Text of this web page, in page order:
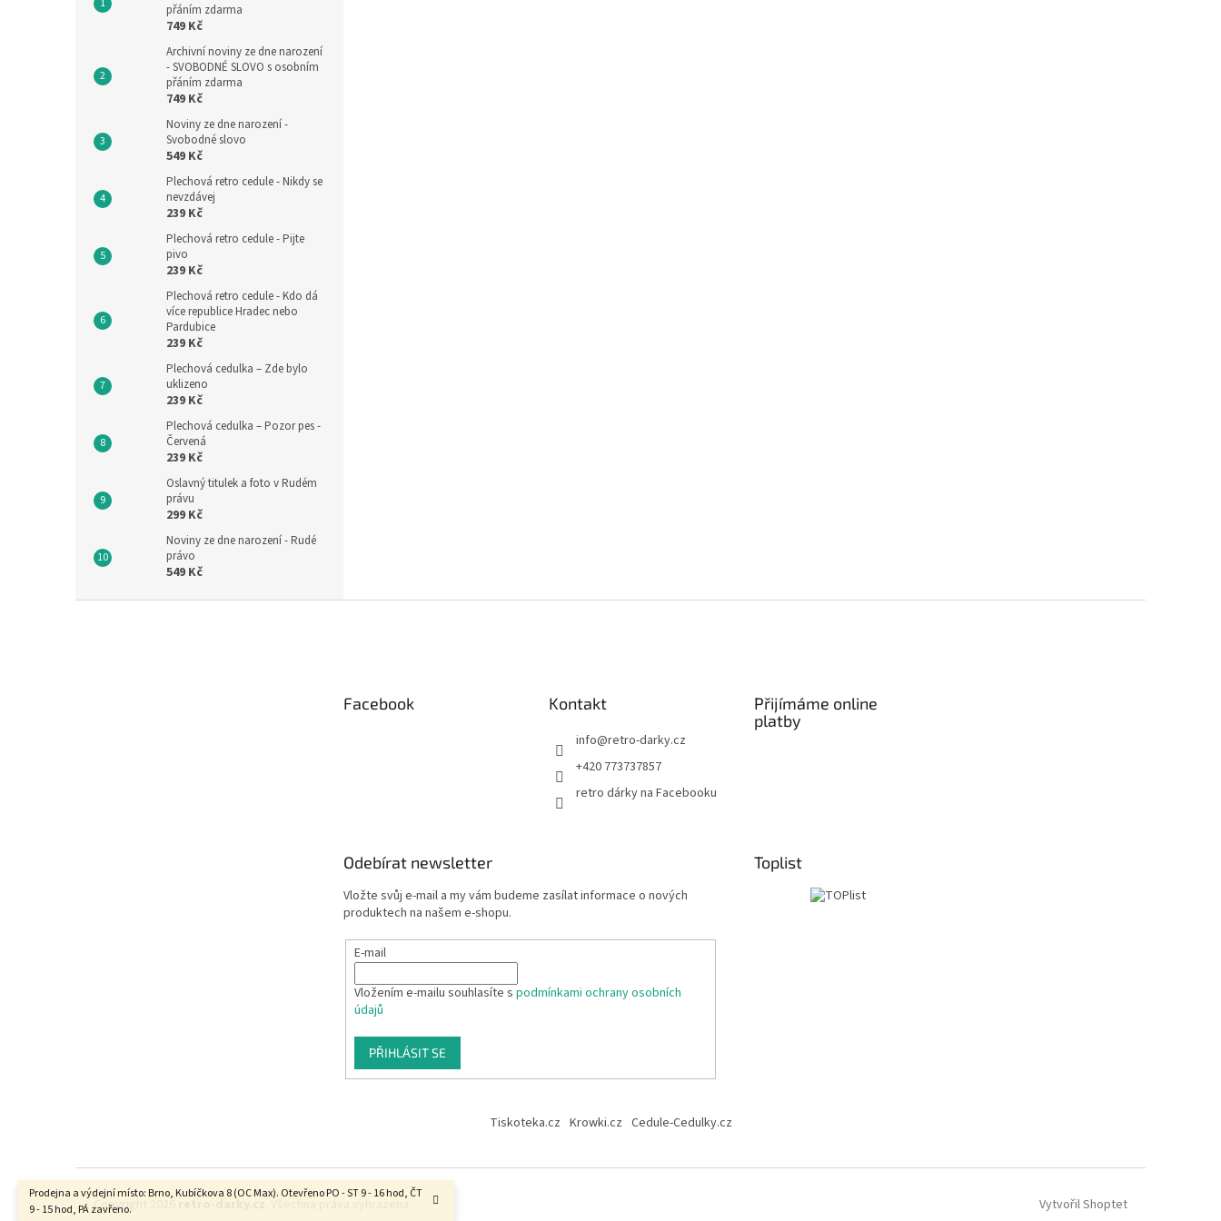
Prodejna a výdejní místo: Brno, Kubíčkova 8 (OC Max). Otevřeno PO - ST 9 - 16 hod, ČT
9 - 15 hod, PÁ zavřeno.
přáním zdarma
749 Kč
Archivní noviny ze dne narození
- SVOBODNÉ SLOVO s osobním
přáním zdarma
749 Kč
Noviny ze dne narození -
Svobodné slovo
549 Kč
Plechová retro cedule - Nikdy se
nevzdávej
239 Kč
Plechová retro cedule - Pijte
pivo
239 Kč
Plechová retro cedule - Kdo dá
více republice Hradec nebo
Pardubice
239 Kč
Plechová cedulka – Zde bylo
uklizeno
239 Kč
Plechová cedulka – Pozor pes -
Červená
239 Kč
Oslavný titulek a foto v Rudém
právu
299 Kč
Noviny ze dne narození - Rudé
právo
549 Kč
Facebook Kontakt
info@retro-darky.cz
+420 773737857
retro dárky na Facebooku
Přijímáme online
platby
Odebírat newsletter
Vložte svůj e-mail a my vám budeme zasílat informace o nových
produktech na našem e-shopu.
E-mail
Vložením e-mailu souhlasíte s podmínkami ochrany osobních
údajů
PŘIHLÁSIT SE
Toplist
Tiskoteka.cz Krowki.cz Cedule-Cedulky.cz
Vytvořil Shoptet
Copyright 2026